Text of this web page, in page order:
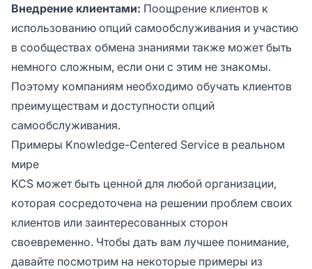
Внедрение клиентами: Поощрение клиентов к
использованию опций самообслуживания и участию
в сообществах обмена знаниями также может быть
немного сложным, если они с этим не знакомы.
Поэтому компаниям необходимо обучать клиентов
преимуществам и доступности опций
самообслуживания.
Примеры Knowledge-Centered Service в реальном
мире
KCS может быть ценной для любой организации,
которая сосредоточена на решении проблем своих
клиентов или заинтересованных сторон
своевременно. Чтобы дать вам лучшее понимание,
давайте посмотрим на некоторые примеры из